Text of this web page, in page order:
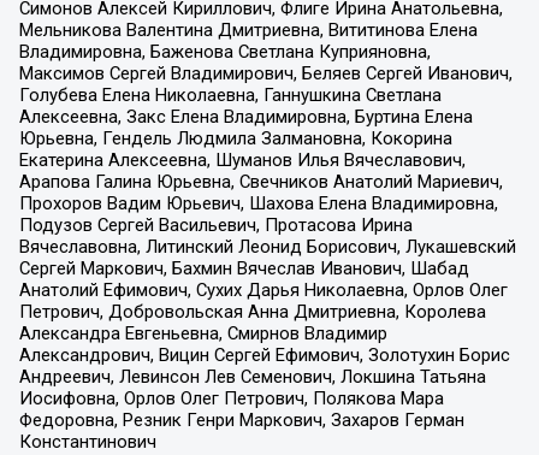
Симонов Алексей Кириллович, Флиге Ирина Анатольевна,
Мельникова Валентина Дмитриевна, Вититинова Елена
Владимировна, Баженова Светлана Куприяновна,
Максимов Сергей Владимирович, Беляев Сергей Иванович,
Голубева Елена Николаевна, Ганнушкина Светлана
Алексеевна, Закс Елена Владимировна, Буртина Елена
Юрьевна, Гендель Людмила Залмановна, Кокорина
Екатерина Алексеевна, Шуманов Илья Вячеславович,
Арапова Галина Юрьевна, Свечников Анатолий Мариевич,
Прохоров Вадим Юрьевич, Шахова Елена Владимировна,
Подузов Сергей Васильевич, Протасова Ирина
Вячеславовна, Литинский Леонид Борисович, Лукашевский
Сергей Маркович, Бахмин Вячеслав Иванович, Шабад
Анатолий Ефимович, Сухих Дарья Николаевна, Орлов Олег
Петрович, Добровольская Анна Дмитриевна, Королева
Александра Евгеньевна, Смирнов Владимир
Александрович, Вицин Сергей Ефимович, Золотухин Борис
Андреевич, Левинсон Лев Семенович, Локшина Татьяна
Иосифовна, Орлов Олег Петрович, Полякова Мара
Федоровна, Резник Генри Маркович, Захаров Герман
Константинович